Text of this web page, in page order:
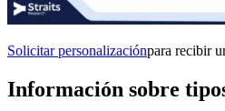
Solicitar personalizaciónpara recibir
Información sobre